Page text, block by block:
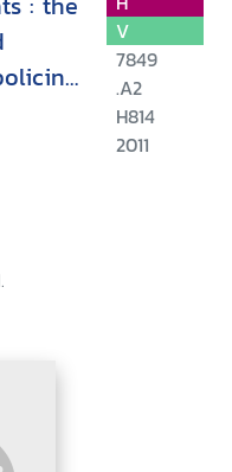
V
7849
.A2
H814
2011